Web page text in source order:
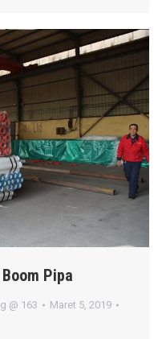
Pipa
@ 163
Maret 5, 2019